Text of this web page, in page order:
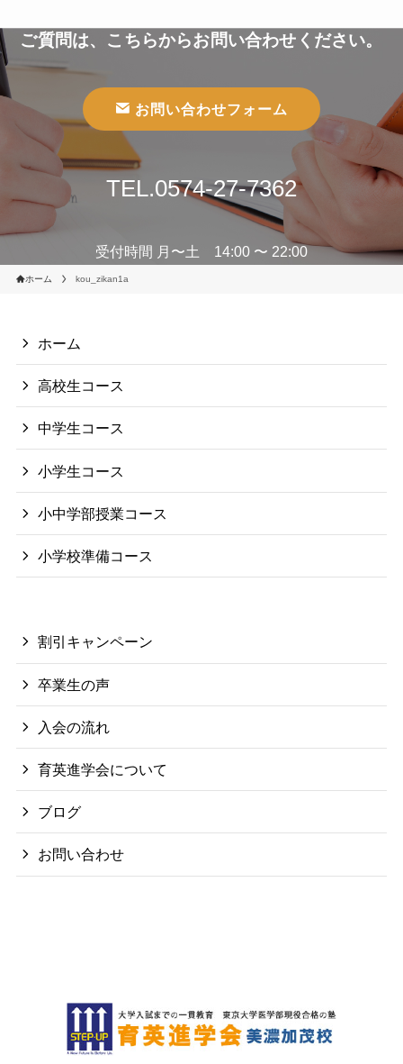
ご質問は、こちらからお問い合わせください。
お問い合わせフォーム
TEL.0574-27-7362
受付時間 月〜土 14:00 〜 22:00
ホーム kou_zikan1a
ホーム
高校生コース
中学生コース
小学生コース
小中学部授業コース
小学校準備コース
割引キャンペーン
卒業生の声
入会の流れ
育英進学会について
ブログ
お問い合わせ